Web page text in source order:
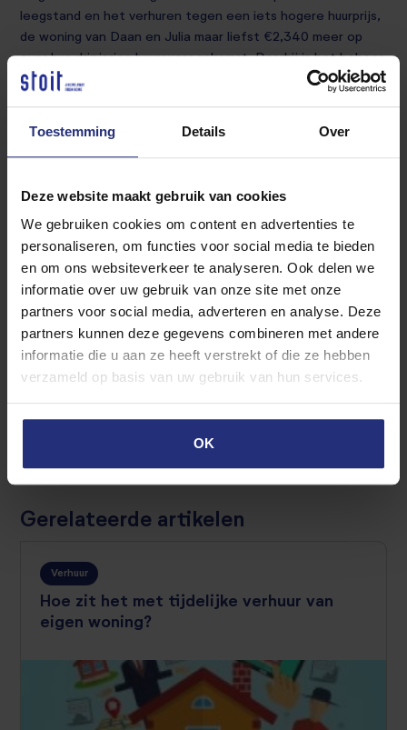
Toestemming Details Over
Deze website maakt gebruik van cookies
We gebruiken cookies om content en advertenties te
personaliseren, om functies voor social media te bieden
en om ons websiteverkeer te analyseren. Ook delen we
informatie over uw gebruik van onze site met onze
partners voor social media, adverteren en analyse. Deze
partners kunnen deze gegevens combineren met andere
informatie die u aan ze heeft verstrekt of die ze hebben
verzameld op basis van uw gebruik van hun services.
OK
leegstand en het verhuren tegen een iets hogere huurprijs,
de woning van Daan en Julia maar liefst €2,340 meer op
over hun driejarige huurovereenkomst. Daarbij is het beheer
volledig gedaan door Stoit Groep, waardoor het Daan en
Daan en Julia hebben een gerust gevoel doordat hun huis
goed wordt verzorgd. En een bijkomend voordeel is dat ze in
plaats van tijdens een vakantie terug naar Nederland te
vliegen om werkzaamheden rondom de woning te
verrichten, nu kunnen ontspannen en genieten van hun
vakantie!
Wil jij ook jouw woning verhuren op afstand? Bekijk
allediensten voor verhuurders die wij aanbieden ofneem
Gerelateerde artikelen
Verhuur
Hoe zit het met tijdelijke verhuur van
eigen woning?